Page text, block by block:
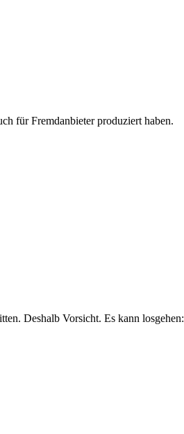
für Fremdanbieter produziert haben.
Deshalb Vorsicht. Es kann losgehen: